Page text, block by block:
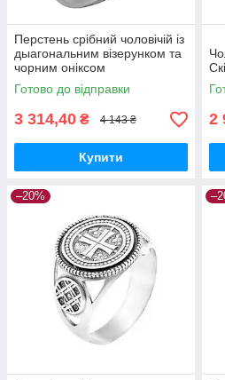
Перстень срібний чоловічій із
дыагональним візерунком та
чорним оніксом
Готово до відправки
3 314,40 ₴ 4 143 ₴
Купити
2
–20%